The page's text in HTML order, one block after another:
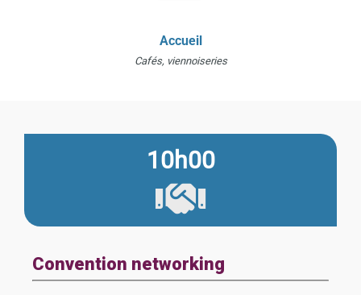
Accueil
Cafés, viennoiseries
10h00
Convention networking